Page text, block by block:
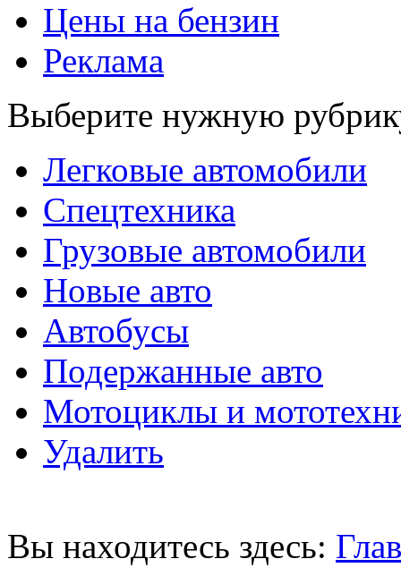
Цены на бензин
Реклама
Выберите нужную
Легковые автомобили
Спецтехника
Грузовые автомобили
Новые авто
Автобусы
Подержанные авто
Мотоциклы и
Удалить
Вы находитесь здесь: